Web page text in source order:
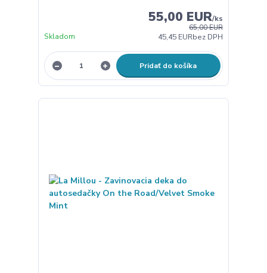
65,00 EUR
55,00 EUR/ks
45,45 EURbez DPH
Skladom
Pridať do košíka